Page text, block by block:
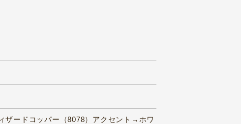
ードコッパー（8078）アクセント→ホワ